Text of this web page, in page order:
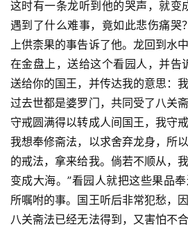
专
题
公
益
慈
善
佛
教
人
物
登录 注册
这时有一条龙听到他的哭声，就变
遇到了什么难事，竟如此悲伤痛哭
上供柰果的事告诉了他。龙回到水
在金盘上，送给这个看园人，并告
送给你的国王，并传达我的意思：
过去世都是婆罗门，共同受了八关
守戒圆满得以转成人间国王，我守
我想奉修斋法，以求舍弃龙身，所
的戒法，拿来给我。倘若不顺从，
变成大海。”看园人就把这些果品
所嘱咐的事。国王听后非常犯愁，
八关斋法已经无法得到，又害怕不